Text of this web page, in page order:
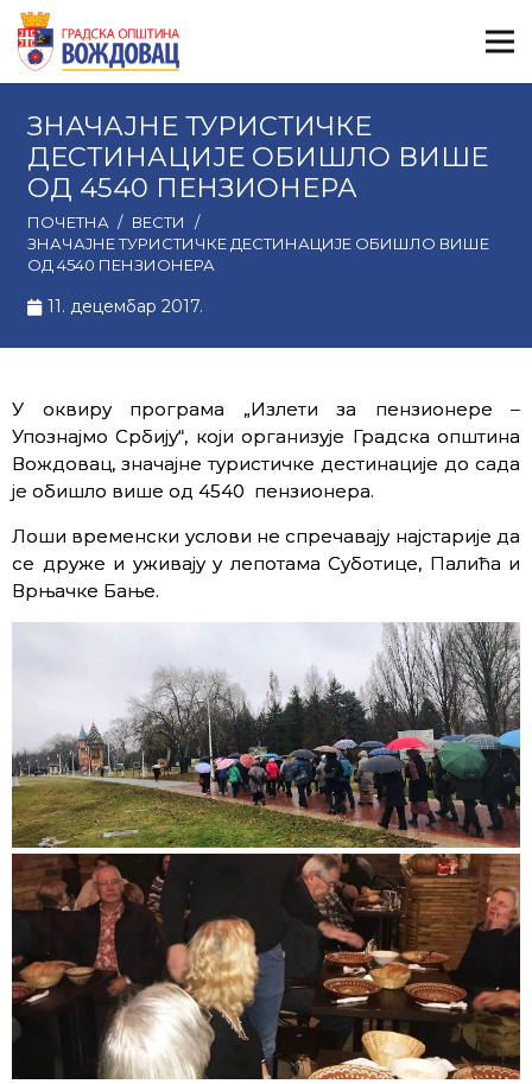
ЗНАЧАЈНЕ ТУРИСТИЧКЕ
ДЕСТИНАЦИЈЕ ОБИШЛО ВИШЕ
ОД 4540 ПЕНЗИОНЕРА
ПОЧЕТНА / ВЕСТИ
/
ЗНАЧАЈНЕ ТУРИСТИЧКЕ ДЕСТИНАЦИЈЕ ОБИШЛО ВИШЕ
ОД 4540 ПЕНЗИОНЕРА
11. децембар 2017.
У оквиру програма „Излети за пензионере –
Упознајмо Србију“, који организује Градска општина
Вождовац, значајне туристичке дестинације до сада
је обишло више од 4540 пензионера.
Лоши временски услови не спречавају најстарије да
се друже и уживају у лепотама Суботицe, Палићa и
Врњачкe Бањe.